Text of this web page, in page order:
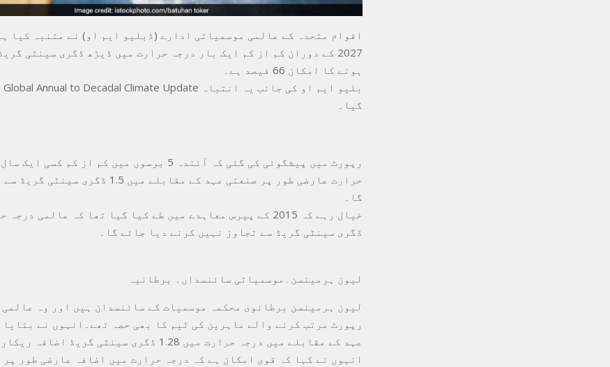
2027 کے دوران کم از کم ایک بار درجہ حرارت میں ڈیڑھ ڈگری سینٹی
ہونے کا امکان 66 فیصد ہے۔
گیا۔
رپورٹ میں پیشگوئی کی گئی کہ آئندہ 5 برسوں میں کم از کم
حرارت عارضی طور پر صنعتی عہد کے مقابلے میں
گا۔
ڈگری سینٹی گریڈ سے تجاوز نہیں کرنے دیا جائے گا۔
لیون ہرمینسن۔موسمیاتی سائنسداں۔ برطانیہ
لیون ہرمینسن برطانوی محکمہ موسمیات کے سائنسدان ہیں اور وہ
رپورٹ مرتب کرنے والے ماہرین کی ٹیم کا بھی حصہ تھے۔انہوں نے
عہد کے مقابلے میں درجہ حرارت میں 1.28 ڈگری سینٹی گریڈ اضافہ ریکارڈ ہوا ہے۔
انہوں نے کہا کہ قوی امکان ہے کہ درجہ حرارت میں اضافہ عارضی طور پر